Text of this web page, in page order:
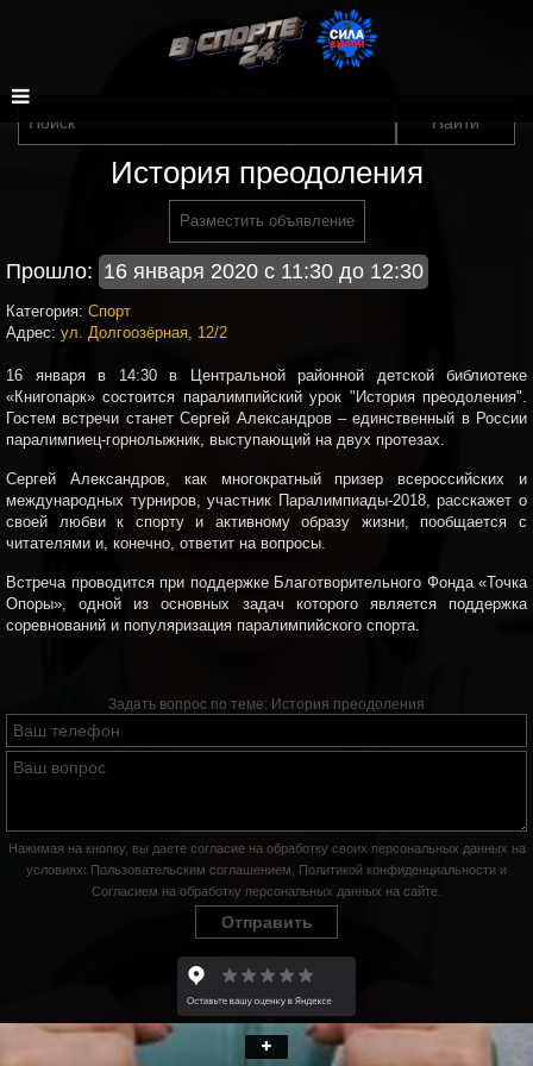
История преодоления
Разместить объявление
Прошло: 16 января 2020 с 11:30 до 12:30
Категория: Спорт
Адрес: ул. Долгоозёрная, 12/2
16 января в 14:30 в Центральной районной детской библиотеке
«Книгопарк» состоится паралимпийский урок "История преодоления".
Гостем встречи станет Сергей Александров – единственный в России
паралимпиец-горнолыжник, выступающий на двух протезах.
Сергей Александров, как многократный призер всероссийских и
международных турниров, участник Паралимпиады-2018, расскажет о
своей любви к спорту и активному образу жизни, пообщается с
читателями и, конечно, ответит на вопросы.
Встреча проводится при поддержке Благотворительного Фонда «Точка
Опоры», одной из основных задач которого является поддержка
соревнований и популяризация паралимпийского спорта.
Задать вопрос по теме: История преодоления
Нажимая на кнопку, вы даете согласие на обработку своих персональных данных на
условиях: Пользовательским соглашением Политикой конфиденциальности и
Согласием на обработку персональных данных на сайте
Отправить